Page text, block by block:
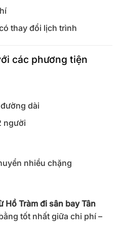
thay đổi lịch trình
các phương tiện
dài
người
nhiều chặng
Hồ Tràm đi sân bay Tân
tốt nhất giữa chi phí –